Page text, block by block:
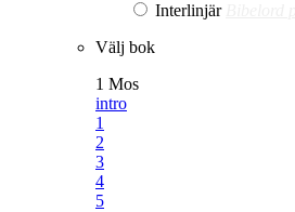
Interlinjär
Välj bok
1 Mos
intro
1
2
3
4
5